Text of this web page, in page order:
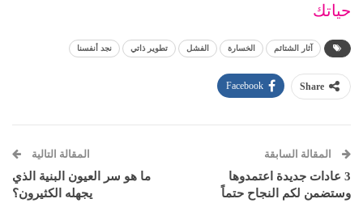
حياتك
آثار الشتائم الخسارة الفشل تطوير ذاتي نجد أنفسنا
Share
Facebook
المقالة السابقة
3 عادات جديدة اعتمدوها
وستضمن لكم النجاح حتماً
المقالة التالية
ما هو سر العيون البنية الذي
يجهله الكثيرون؟